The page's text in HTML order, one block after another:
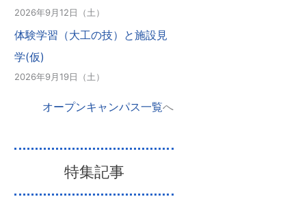
2026年9月12日（土）
体験学習（大工の技）と施設見
学(仮)
2026年9月19日（土）
オープンキャンパス一覧へ
特集記事